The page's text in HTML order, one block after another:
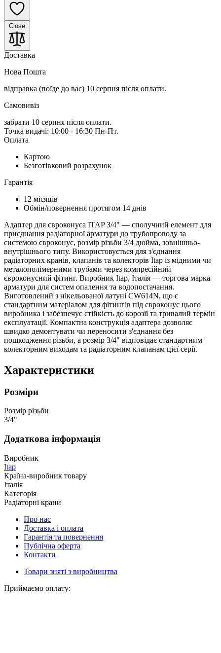
Close
Доставка
Нова Пошта
відправка (поїде до вас) 10 серпня після оплати.
Самовивіз
забрати 10 серпня після оплати.
Точка видачі: 10:00 - 16:30 Пн-Пт.
Оплата
Картою
Безготівковий розрахунок
Гарантія
12 місяців
Обмін/повернення протягом 14 днів
Адаптер для євроконуса ITAP 3/4" — сполучний елемент для
приєднання радіаторної арматури до трубопроводу за
системою євроконус, розмір різьби 3/4 дюйма, зовнішньо-
внутрішнього типу. Використовується для з'єднання
радіаторних кранів, клапанів та колекторів Itap із мідними чи
металополімерними трубами через компресійний
євроконусний фітинг. Виробник Itap, Італія — торгова марка
арматури для систем опалення та водопостачання.
Виготовлений з нікельованої латуні CW614N, що є
стандартним матеріалом для фітингів під євроконус цього
виробника і забезпечує стійкість до корозії та тривалий термін
експлуатації. Компактна конструкція адаптера дозволяє
швидко демонтувати чи переносити з'єднання без
пошкодження різьби, а розмір 3/4" відповідає стандартним
колекторним виходам та радіаторним клапанам цієї серії.
Характеристики
Розміри
Розмір різьби
3/4"
Додаткова інформація
Виробник
Itap
Країна-виробник товару
Італія
Категорія
Радіаторні крани
Про нас
Доставка і оплата
Гарантія та повернення
Публічна оферта
Контакти
Товари зняті з виробництва
Приймаємо оплату: